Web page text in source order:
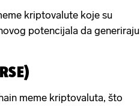
kriptovalute koje su
potencijala da generiraju
meme kriptovaluta, što